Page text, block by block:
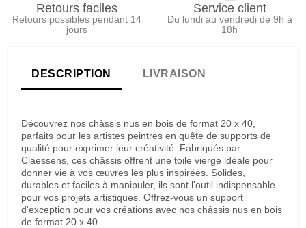
Retours faciles
Retours possibles pendant 14
jours
Service client
Du lundi au vendredi de 9h à
18h
DESCRIPTION LIVRAISON
Découvrez nos châssis nus en bois de format 20 x 40,
parfaits pour les artistes peintres en quête de supports de
qualité pour exprimer leur créativité. Fabriqués par
Claessens, ces châssis offrent une toile vierge idéale pour
donner vie à vos œuvres les plus inspirées. Solides,
durables et faciles à manipuler, ils sont l'outil indispensable
pour vos projets artistiques. Offrez-vous un support
d'exception pour vos créations avec nos châssis nus en bois
de format 20 x 40.